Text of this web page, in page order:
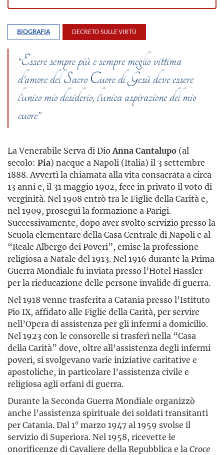
BIOGRAFIA DECRETO SULLE VIRTÙ
“Essere sempre più e sempre meglio vittima
d’amore del Sacro Cuore di Gesù deve essere
l’unico mio desiderio, l’unica aspirazione del mio
cuore”
La Venerabile Serva di Dio Anna Cantalupo (al
secolo: Pia) nacque a Napoli (Italia) il 3 settembre
1888. Avvertì la chiamata alla vita consacrata a circa
13 anni e, il 31 maggio 1902, fece in privato il voto di
verginità. Nel 1908 entrò tra le Figlie della Carità e,
nel 1909, proseguì la formazione a Parigi.
Successivamente, dopo aver svolto servizio presso la
Scuola elementare della Casa Centrale di Napoli e al
“Reale Albergo dei Poveri”, emise la professione
religiosa a Natale del 1913. Nel 1916 durante la Prima
Guerra Mondiale fu inviata presso l’Hotel Hassler
per la rieducazione delle persone invalide di guerra.
Nel 1918 venne trasferita a Catania presso l’Istituto
Pio IX, affidato alle Figlie della Carità, per servire
nell’Opera di assistenza per gli infermi a domicilio.
Nel 1923 con le consorelle si trasferì nella “Casa
della Carità” dove, oltre all’assistenza degli infermi
poveri, si svolgevano varie iniziative caritative e
apostoliche, in particolare l’assistenza civile e
religiosa agli orfani di guerra.
Durante la Seconda Guerra Mondiale organizzò
anche l’assistenza spirituale dei soldati transitanti
per Catania. Dal 1° marzo 1947 al 1959 svolse il
servizio di Superiora. Nel 1958, ricevette le
onorificenze di Cavaliere della Repubblica e la Croce